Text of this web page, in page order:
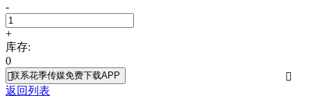
-
+
库存:
0
联系花季传媒免费下载APP
返回列表
 